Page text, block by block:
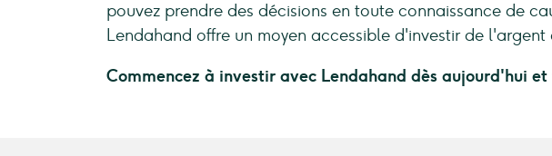
pouvez prendre des décisions en toute connaissance de
Lendahand offre un moyen accessible d'investir de
Commencez à investir avec Lendahand dès aujourd'hui